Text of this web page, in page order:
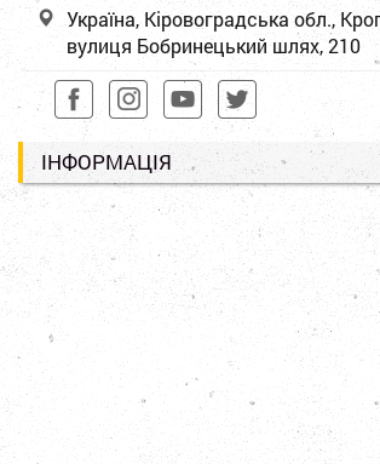
Україна, Кіровоградська обл.,
вулиця Бобринецький шлях, 210
ІНФОРМАЦІЯ